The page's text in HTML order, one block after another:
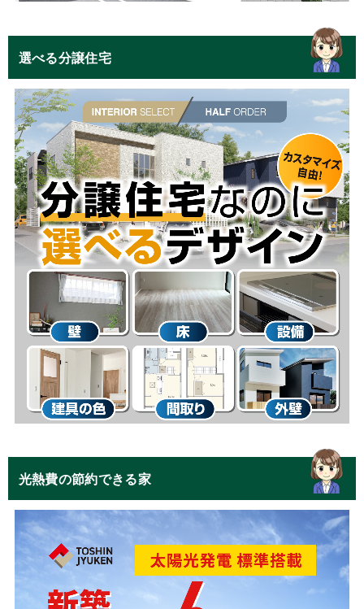
選べる分譲住宅
光熱費の節約できる家